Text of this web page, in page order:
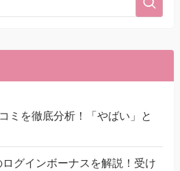
ミを徹底分析！「やばい」と
グインボーナスを解説！受け